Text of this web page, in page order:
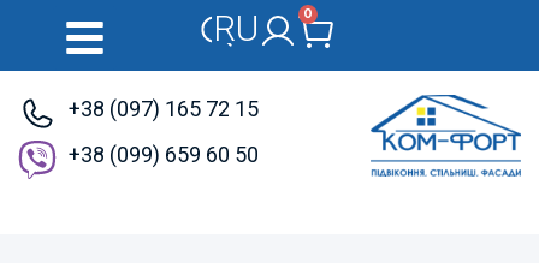
RU
UK 0
+38 (097) 165 72 15
+38 (099) 659 60 50